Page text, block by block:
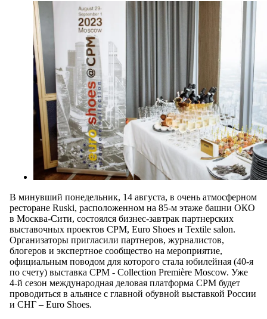
В минувший понедельник, 14 августа, в очень атмосферном
ресторане Ruski, расположенном на 85-м этаже башни ОКО
в Москва-Сити, состоялся бизнес-завтрак партнерских
выставочных проектов CPM, Euro Shoes и Textile salon.
Организаторы пригласили партнеров, журналистов,
блогеров и экспертное сообщество на мероприятие,
официальным поводом для которого стала юбилейная (40-я
по счету) выставка CPM - Collection Première Moscow. Уже
4-й сезон международная деловая платформа CPM будет
проводиться в альянсе с главной обувной выставкой России
и СНГ – Euro Shoes.